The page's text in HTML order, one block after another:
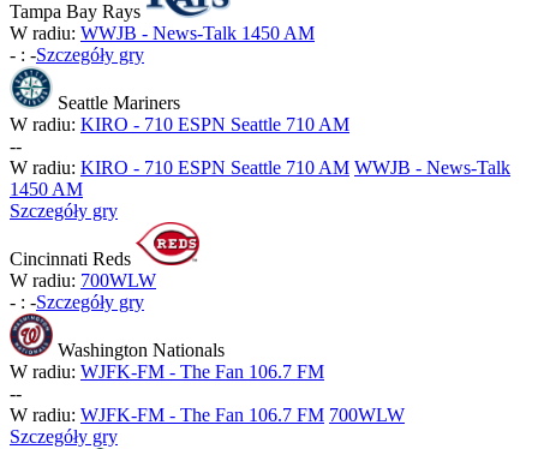
Tampa Bay Rays
W radiu: WWJB - News-Talk 1450 AM
- : -Szczegóły gry
Seattle Mariners
W radiu: KIRO - 710 ESPN Seattle 710 AM
--
W radiu: KIRO - 710 ESPN Seattle 710 AM WWJB - News-Talk
1450 AM
Szczegóły gry
Cincinnati Reds
W radiu: 700WLW
- : -Szczegóły gry
Washington Nationals
W radiu: WJFK-FM - The Fan 106.7 FM
--
W radiu: WJFK-FM - The Fan 106.7 FM 700WLW
Szczegóły gry